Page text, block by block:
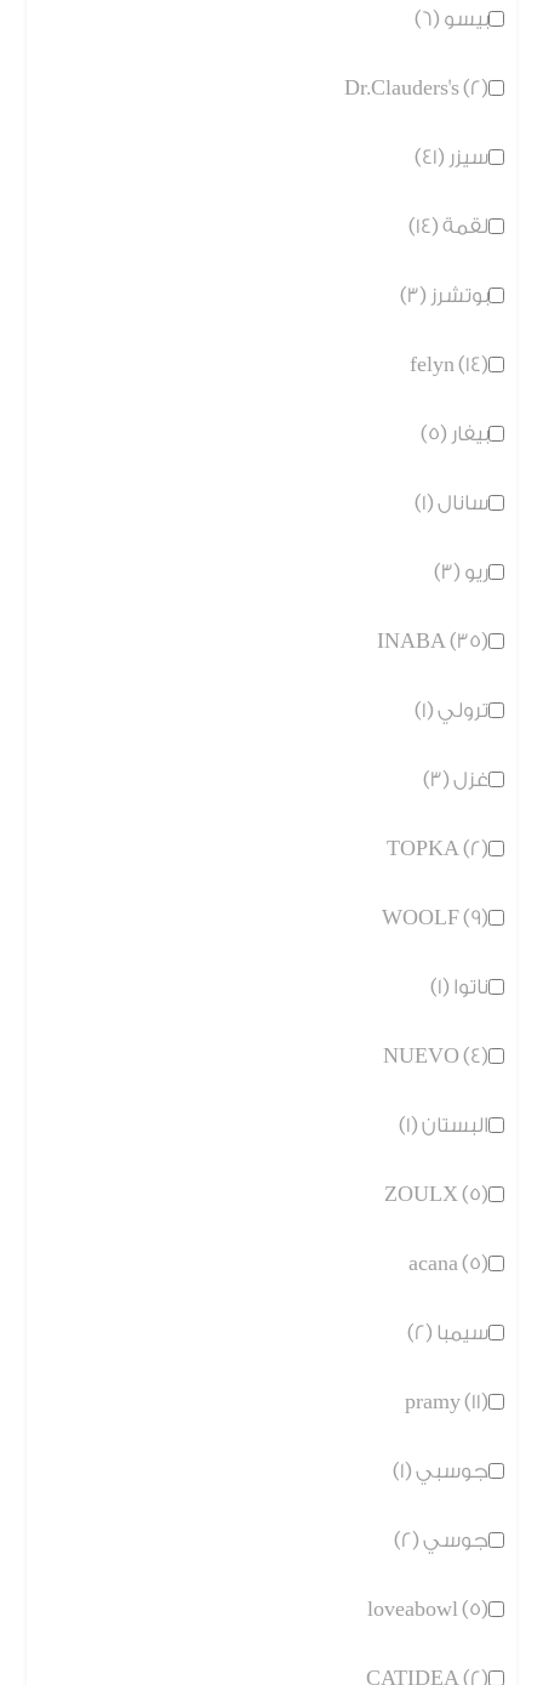
بيسو (6)
Dr.Clauders's (2)
سيزر (41)
لقمة (14)
بوتشرز (3)
felyn (14)
بيفار (5)
سانال (1)
ريو (3)
INABA (35)
ترولي (1)
غزل (3)
TOPKA (2)
WOOLF (9)
ناتوا (1)
NUEVO (4)
البستان (1)
ZOULX (5)
acana (5)
سيمبا (2)
pramy (11)
جوسبي (1)
جوسي (2)
loveabowl (5)
CATIDEA (2)